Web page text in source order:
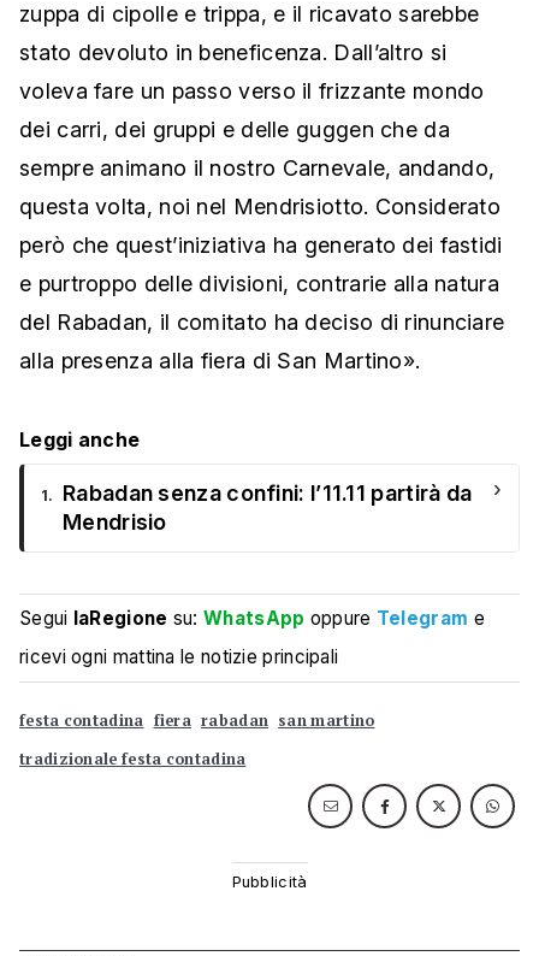
zuppa di cipolle e trippa, e il ricavato sarebbe
stato devoluto in beneficenza. Dall’altro si
voleva fare un passo verso il frizzante mondo
dei carri, dei gruppi e delle guggen che da
sempre animano il nostro Carnevale, andando,
questa volta, noi nel Mendrisiotto. Considerato
però che quest’iniziativa ha generato dei fastidi
e purtroppo delle divisioni, contrarie alla natura
del Rabadan, il comitato ha deciso di rinunciare
alla presenza alla fiera di San Martino».
Leggi anche
1.
Rabadan senza confini: l’11.11 partirà da
Mendrisio
›
Segui laRegione su:WhatsApp oppure Telegram e
ricevi ogni mattina le notizie principali
festa contadina fiera rabadan san martino
tradizionale festa contadina